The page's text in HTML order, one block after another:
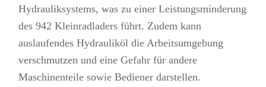
Hydrauliksystems, was zu einer Leistungsminderung
des 942 Kleinradladers führt. Zudem kann
auslaufendes Hydrauliköl die Arbeitsumgebung
verschmutzen und eine Gefahr für andere
Maschinenteile sowie Bediener darstellen.